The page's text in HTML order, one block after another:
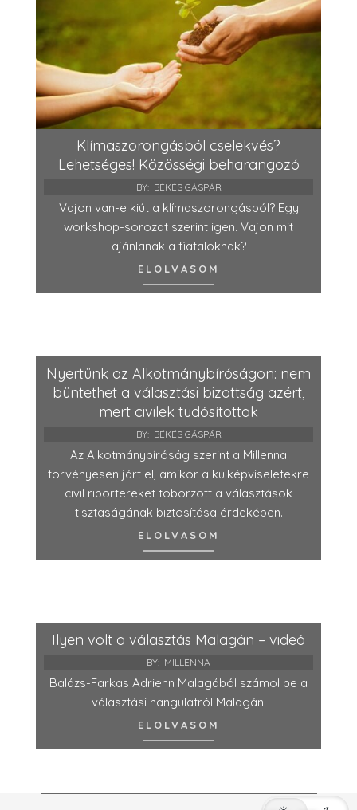
Klímaszorongásból cselekvés?
Lehetséges! Közösségi beharangozó
BY: BÉKÉS GÁSPÁR
Vajon van-e kiút a klímaszorongásból? Egy
workshop-sorozat szerint igen. Vajon mit
ajánlanak a fiataloknak?
ELOLVASOM
Nyertünk az Alkotmánybíróságon: nem
büntethet a választási bizottság azért,
mert civilek tudósítottak
BY: BÉKÉS GÁSPÁR
Az Alkotmánybíróság szerint a Millenna
törvényesen járt el, amikor a külképviseletekre
civil riportereket toborzott a választások
tisztaságának biztosítása érdekében.
ELOLVASOM
Ilyen volt a választás Malagán – videó
BY: MILLENNA
Balázs-Farkas Adrienn Malagából számol be a
választási hangulatról Malagán.
ELOLVASOM